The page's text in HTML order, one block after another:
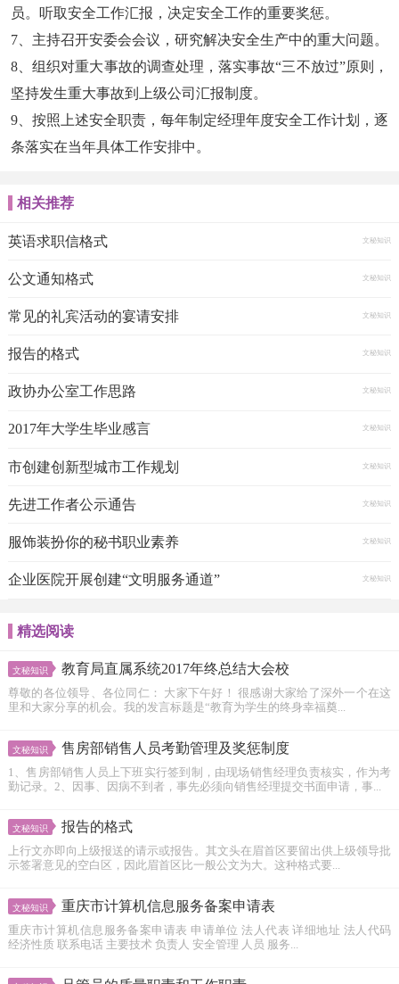
员。听取安全工作汇报，决定安全工作的重要奖惩。
7、主持召开安委会会议，研究解决安全生产中的重大问题。
8、组织对重大事故的调查处理，落实事故“三不放过”原则，
坚持发生重大事故到上级公司汇报制度。
9、按照上述安全职责，每年制定经理年度安全工作计划，逐
条落实在当年具体工作安排中。
相关推荐
英语求职信格式 文秘知识
公文通知格式 文秘知识
常见的礼宾活动的宴请安排 文秘知识
报告的格式 文秘知识
政协办公室工作思路 文秘知识
2017年大学生毕业感言 文秘知识
市创建创新型城市工作规划 文秘知识
先进工作者公示通告 文秘知识
服饰装扮你的秘书职业素养 文秘知识
企业医院开展创建“文明服务通道” 文秘知识
精选阅读
文秘知识 教育局直属系统2017年终总结大会校
尊敬的各位领导、各位同仁： 大家下午好！ 很感谢大家给了深外一个在这
里和大家分享的机会。我的发言标题是“教育为学生的终身幸福奠...
文秘知识 售房部销售人员考勤管理及奖惩制度
1、售房部销售人员上下班实行签到制，由现场销售经理负责核实，作为考
勤记录。2、因事、因病不到者，事先必须向销售经理提交书面申请，事...
文秘知识 报告的格式
上行文亦即向上级报送的请示或报告。其文头在眉首区要留出供上级领导批
示签署意见的空白区，因此眉首区比一般公文为大。这种格式要...
文秘知识 重庆市计算机信息服务备案申请表
重庆市计算机信息服务备案申请表 申请单位 法人代表 详细地址 法人代码
经济性质 联系电话 主要技术 负责人 安全管理 人员 服务...